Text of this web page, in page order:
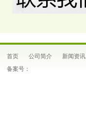
首页 公司简介 新闻资讯
备案号：